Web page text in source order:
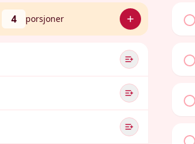
4 porsjoner